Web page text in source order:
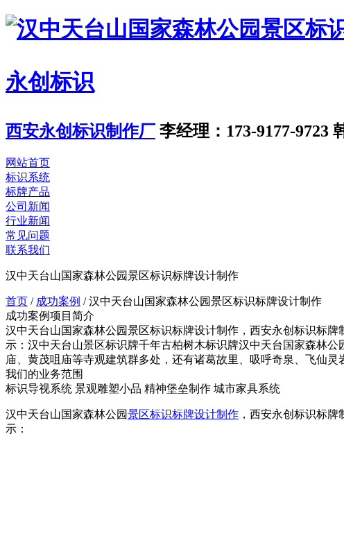
永创标识
西安永创标识制作厂 李经理：173-9177-9723
网站首页
标识系统
标牌产品
公司新闻
行业新闻
常见问题
联系我们
汉中天台山国家森林公园景区标识标牌设计制作
首页 / 成功案例 /汉中天台山国家森林公园景区标识标牌设计制作
成功案例项目简介
汉中天台山国家森林公园景区标识标牌设计制作，西安永创标识标
示：汉中天台山景区标识牌千年古柏树木标识牌汉中天台国家森林
庙、黄茂咀庙等寺观建筑群多处，还有诸葛故里、吸呼奇泉、飞仙
我们的业务范围
标识导视系统 景观雕塑小品 精神堡垒制作 城市家具系统
汉中天台山国家森林公园景区标识标牌设计制作 ，西安永创标识标
示：